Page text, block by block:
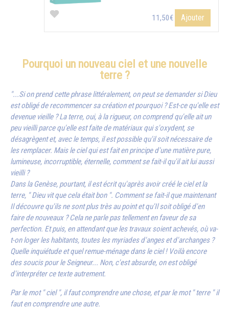
11,50€ Ajouter
Pourquoi un nouveau ciel et une nouvelle
terre ?
"...Si on prend cette phrase littéralement, on peut se demander si Dieu
est obligé de recommencer sa création et pourquoi ? Est-ce qu'elle est
devenue vieille ? La terre, oui, à la rigueur, on comprend qu'elle ait un
peu vieilli parce qu'elle est faite de matériaux qui s'oxydent, se
désagrègent et, avec le temps, il est possible qu'il soit nécessaire de
les remplacer. Mais le ciel qui est fait en principe d'une matière pure,
lumineuse, incorruptible, éternelle, comment se fait-il qu'il ait lui aussi
vieilli ?
Dans la Genèse, pourtant, il est écrit qu'après avoir créé le ciel et la
terre, " Dieu vit que cela était bon ". Comment se fait-il que maintenant
Il découvre qu'ils ne sont plus très au point et qu'Il soit obligé d'en
faire de nouveaux ? Cela ne parle pas tellement en faveur de sa
perfection. Et puis, en attendant que les travaux soient achevés, où va-
t-on loger les habitants, toutes les myriades d'anges et d'archanges ?
Quelle inquiétude et quel remue-ménage dans le ciel ! Voilà encore
des soucis pour le Seigneur... Non, c'est absurde, on est obligé
d'interpréter ce texte autrement.
Par le mot " ciel ", il faut comprendre une chose, et par le mot " terre " il
faut en comprendre une autre.